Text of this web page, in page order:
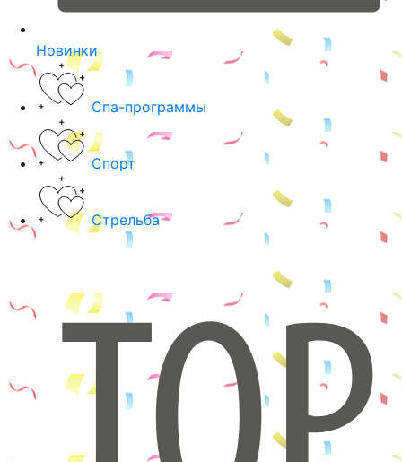
Новинки
Спа-программы
Спорт
Стрельба